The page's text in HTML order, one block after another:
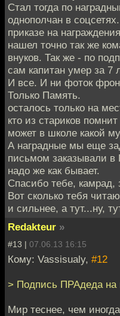
Стал тогда по
однополчан в
приказе на
нашел точно так же
внуков. Так же - по
сам капитан умер за 7
И все. И ни фоток
Только Память.
осталось только на
кто из стариков
может в школе какой
А наградные мы еще
письмом заказывали в
надо же как бывает.
Спасибо тебе, камрад,
Вот сколько тебя
и сильнее, а тут...ну,
Redakteur »
#13 | 07.06.13 16:15
Кому: Vassisualy, #12
> Подпись ПРАдеда на
Мир теснее, чем